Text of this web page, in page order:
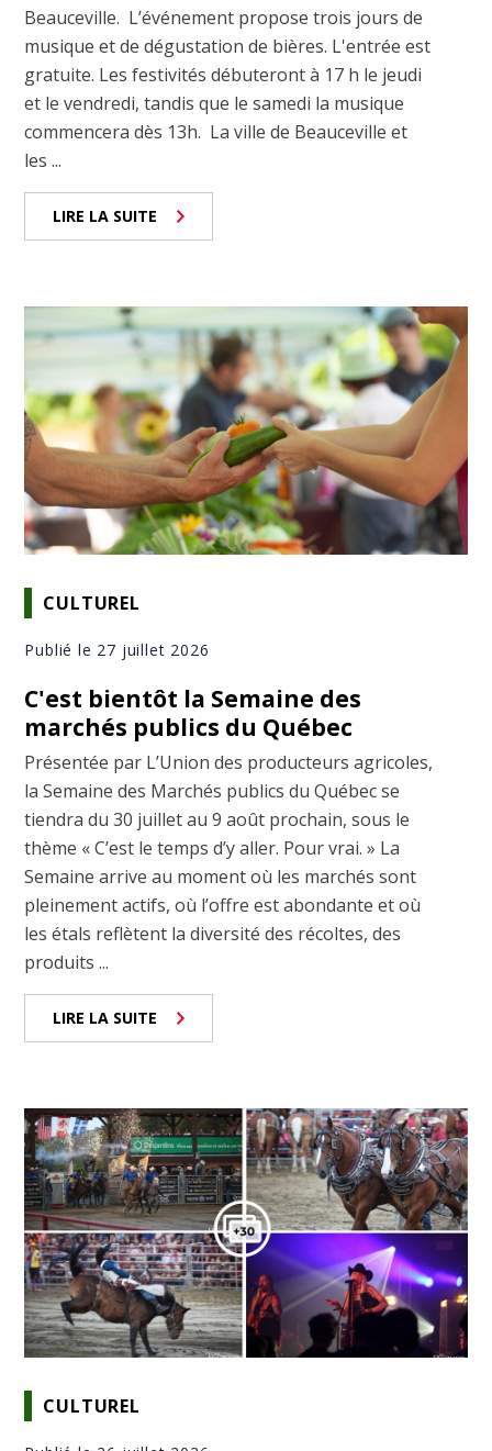
Beauceville. L’événement propose trois jours de
musique et de dégustation de bières. L'entrée est
gratuite. Les festivités débuteront à 17 h le jeudi
et le vendredi, tandis que le samedi la musique
commencera dès 13h. La ville de Beauceville et
les ...
LIRE LA SUITE
CULTUREL
Publié le 27 juillet 2026
C'est bientôt la Semaine des
marchés publics du Québec
Présentée par L’Union des producteurs agricoles,
la Semaine des Marchés publics du Québec se
tiendra du 30 juillet au 9 août prochain, sous le
thème « C’est le temps d’y aller. Pour vrai. » La
Semaine arrive au moment où les marchés sont
pleinement actifs, où l’offre est abondante et où
les étals reflètent la diversité des récoltes, des
produits ...
LIRE LA SUITE
CULTUREL